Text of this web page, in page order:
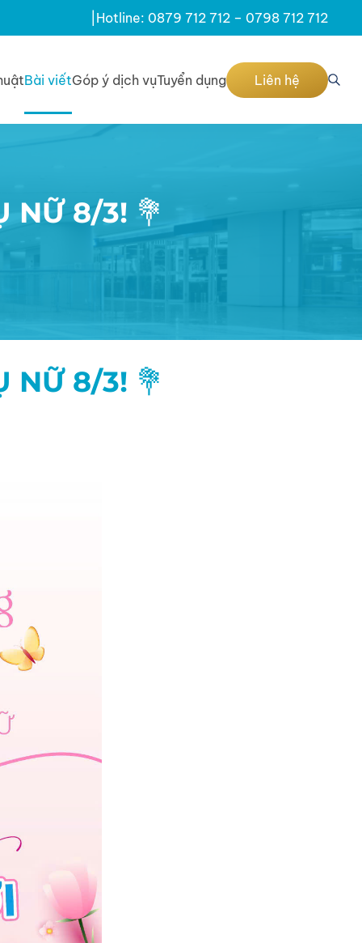
Hotline: 0879 712 712 – 0798 712 712
Bài viếtGóp ý dịch vụTuyển dụng Liên hệ
NỮ 8/3! 💐
NỮ 8/3! 💐